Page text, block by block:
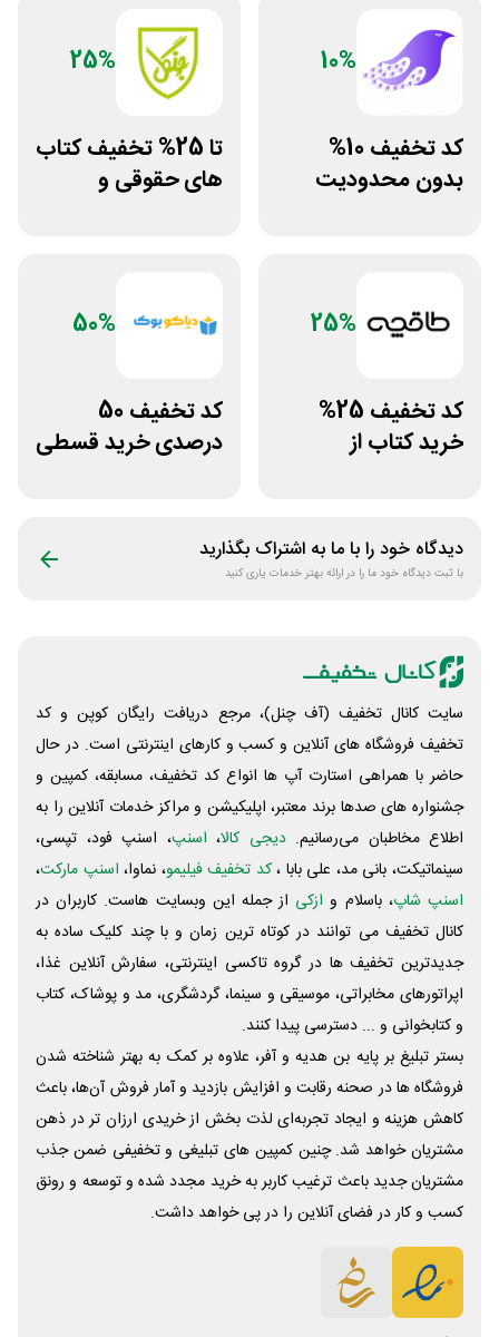
10%
کد تخفیف 10%
بدون محدودیت
25%
تا 25% تخفیف کتاب
های حقوقی و
25%
کد تخفیف 25%
خرید کتاب از
50%
کد تخفیف 50
درصدی خرید قسطی
دیدگاه خود را با ما به اشتراک بگذارید
با ثبت دیدگاه خود ما را در ارائه بهتر خدمات یاری کنید
سایت کانال تخفیف (آف چنل)، مرجع دریافت رایگان کوپن و کد
تخفیف فروشگاه های آنلاین و کسب و‌ کارهای اینترنتی است. در حال
حاضر با همراهی استارت آپ ها انواع کد تخفیف، مسابقه، کمپین و
جشنواره های صدها برند معتبر، اپلیکیشن و مراکز خدمات آنلاین را به
اطلاع مخاطبان می‌رسانیم. دیجی کالا، اسنپ، اسنپ فود، تپسی،
سینماتیکت، بانی مد، علی‌ بابا ،کد تخفیف فیلیمو، نماوا، اسنپ مارکت،
اسنپ شاپ، باسلام و ازکی از جمله این وبسایت ‌هاست. کاربران در
کانال تخفیف می توانند در کوتاه ترین زمان و با چند کلیک ساده به
جدیدترین تخفیف ها در گروه تاکسی اینترنتی، سفارش آنلاین غذا،
اپراتورهای مخابراتی، موسیقی و سینما، گردشگری، مد و پوشاک، کتاب
و کتابخوانی و ... دسترسی پیدا کنند.
بستر تبلیغ بر پایه بن هدیه و آفر، علاوه بر کمک به بهتر شناخته شدن
فروشگاه ها در صحنه رقابت و افزایش بازدید و آمار فروش آن‌ها، باعث
کاهش هزینه و ایجاد تجربه‌ای لذت بخش از خریدی ارزان تر در ذهن
مشتریان خواهد شد. چنین کمپین های تبلیغی و تخفیفی ضمن جذب
مشتریان جدید باعث ترغیب کاربر به خرید مجدد شده و توسعه و رونق
کسب و کار در فضای آنلاین را در پی خواهد داشت.